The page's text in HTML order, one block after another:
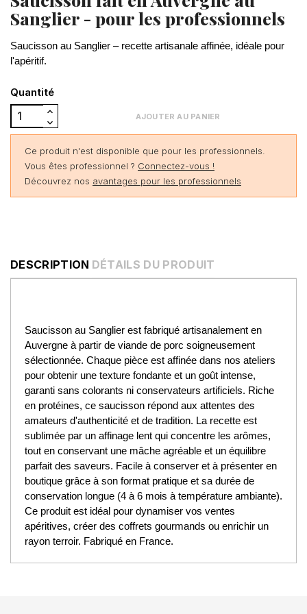
Sanglier - pour les professionnels
Saucisson au Sanglier – recette artisanale affinée, idéale pour
l'apéritif.
Quantité
AJOUTER AU PANIER
Ce produit n'est disponible que pour les professionnels.
Vous êtes professionnel ? Connectez-vous !
Découvrez nos avantages pour les professionnels
DESCRIPTION DÉTAILS DU PRODUIT
Saucisson au Sanglier est fabriqué artisanalement en
Auvergne à partir de viande de porc soigneusement
sélectionnée. Chaque pièce est affinée dans nos ateliers
pour obtenir une texture fondante et un goût intense,
garanti sans colorants ni conservateurs artificiels. Riche
en protéines, ce saucisson répond aux attentes des
amateurs d'authenticité et de tradition. La recette est
sublimée par un affinage lent qui concentre les arômes,
tout en conservant une mâche agréable et un équilibre
parfait des saveurs. Facile à conserver et à présenter en
boutique grâce à son format pratique et sa durée de
conservation longue (4 à 6 mois à température ambiante).
Ce produit est idéal pour dynamiser vos ventes
apéritives, créer des coffrets gourmands ou enrichir un
rayon terroir. Fabriqué en France.